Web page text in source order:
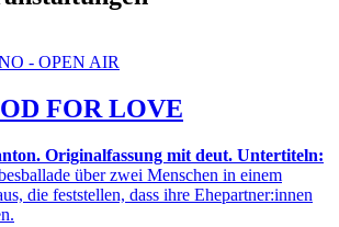
- OPEN AIR
FOR LOVE
Originalfassung mit deut. Untertiteln:
über zwei Menschen in einem
die feststellen, dass ihre Ehepartner:innen